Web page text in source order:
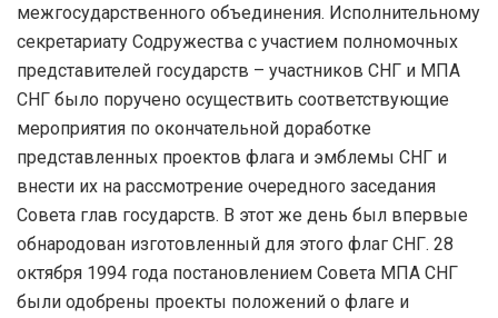
межгосударственного объединения. Исполнительному
секретариату Содружества с участием полномочных
представителей государств – участников СНГ и МПА
СНГ было поручено осуществить соответствующие
мероприятия по окончательной доработке
представленных проектов флага и эмблемы СНГ и
внести их на рассмотрение очередного заседания
Совета глав государств. В этот же день был впервые
обнародован изготовленный для этого флаг СНГ. 28
октября 1994 года постановлением Совета МПА СНГ
были одобрены проекты положений о флаге и